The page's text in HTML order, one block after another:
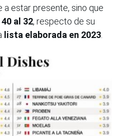
a estar presente, sino que
al 32, respecto de su
lista elaborada en 2023